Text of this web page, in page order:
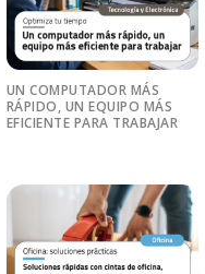
UN COMPUTADOR MÁS
RÁPIDO, UN EQUIPO MÁS
EFICIENTE PARA TRABAJAR